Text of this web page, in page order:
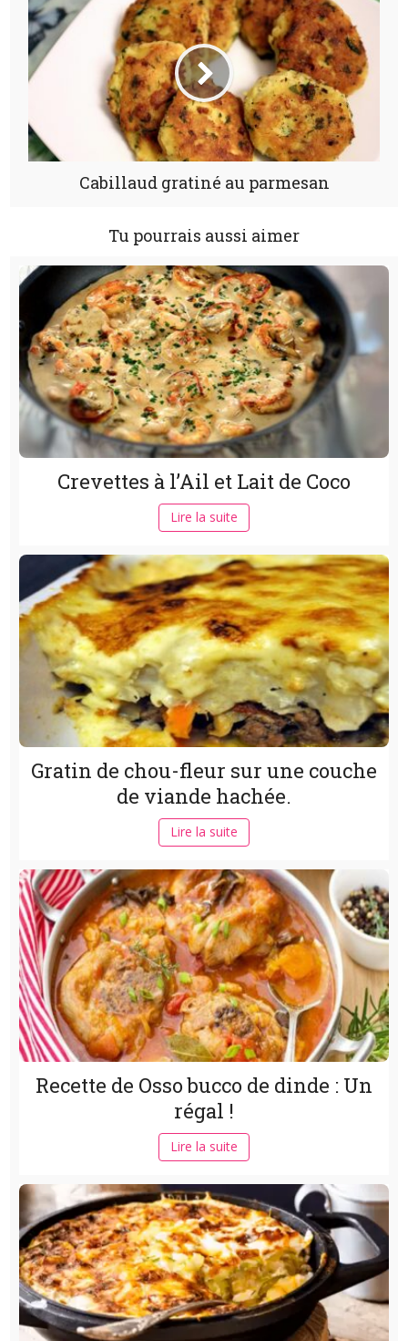
Cabillaud gratiné au parmesan
Tu pourrais aussi aimer
Crevettes à l’Ail et Lait de Coco
Lire la suite
Gratin de chou-fleur sur une couche
de viande hachée.
Lire la suite
Recette de Osso bucco de dinde : Un
régal !
Lire la suite